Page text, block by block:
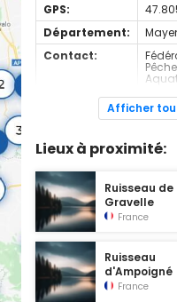
GPS:
Département:
Contact:
Espèces de
poissons:
Cours d'eau de 2nd
Afficher
Lieux à proximité:
Ruisseau de
Gravelle
France
Ruisseau
d'Ampoigné
France